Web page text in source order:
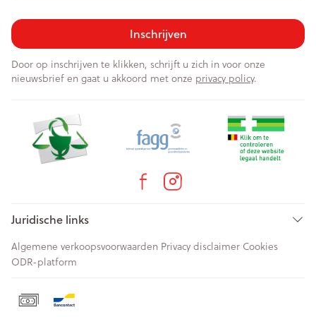
Inschrijven
Door op inschrijven te klikken, schrijft u zich in voor onze
nieuwsbrief en gaat u akkoord met onze privacy policy.
Juridische links
Algemene verkoopsvoorwaarden Privacy disclaimer Cookies
ODR-platform